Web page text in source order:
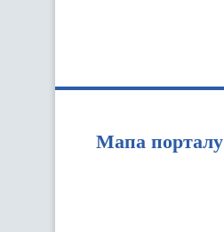
Мапа порталу